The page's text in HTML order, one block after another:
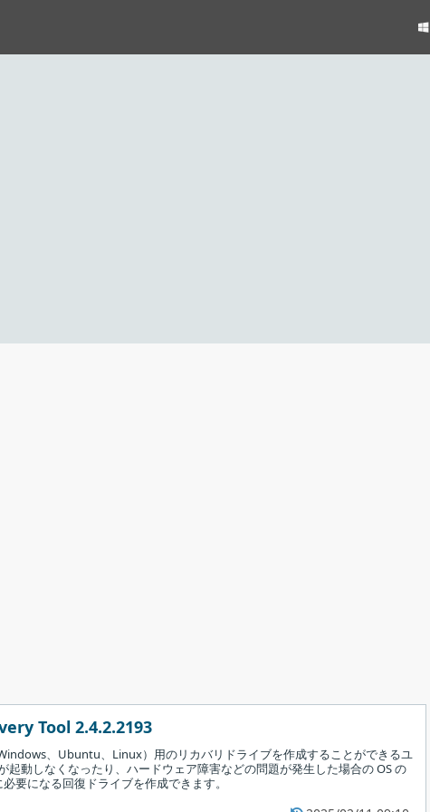
Tool 2.4.2.2193
、Ubuntu、Linux）用のリカバリドライブを作成することができるユ
起動しなくなったり、ハードウェア障害などの問題が発生した場合の OS の
要になる回復ドライブを作成できます。